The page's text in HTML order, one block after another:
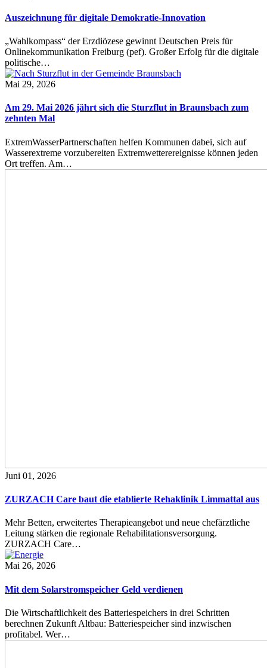
Auszeichnung für digitale Demokratie-Innovation
„Wahlkompass“ der Erzdiözese gewinnt Deutschen Preis für
Onlinekommunikation Freiburg (pef). Großer Erfolg für die digitale
politische…
Mai 29, 2026
Am 29. Mai 2026 jährt sich die Sturzflut in Braunsbach zum
zehnten Mal
ExtremWasserPartnerschaften helfen Kommunen dabei, sich auf
Wasserextreme vorzubereiten Extremwetterereignisse können jeden
Ort treffen. Am…
Juni 01, 2026
ZURZACH Care baut die etablierte Rehaklinik Limmattal aus
Mehr Betten, erweitertes Therapieangebot und neue chefärztliche
Leitung stärken die regionale Rehabilitationsversorgung.
ZURZACH Care…
Mai 26, 2026
Mit dem Solarstromspeicher Geld verdienen
Die Wirtschaftlichkeit des Batteriespeichers in drei Schritten
berechnen Zukunft Altbau: Batteriespeicher sind inzwischen
profitabel. Wer…